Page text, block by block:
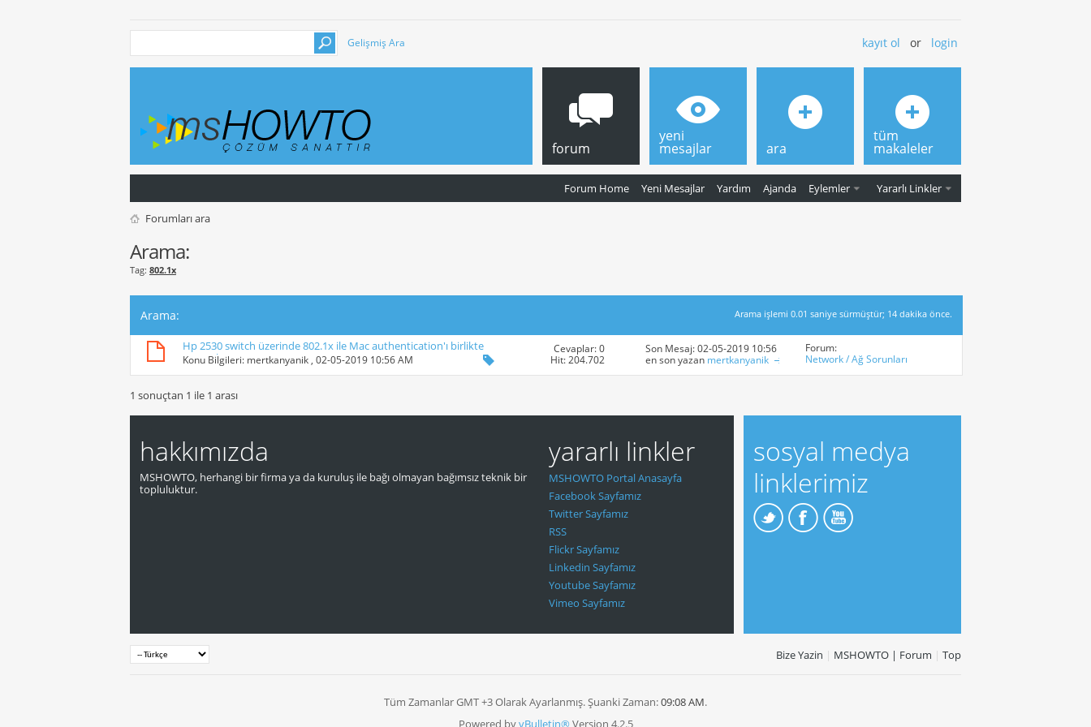
Gelişmiş Ara kayıt ol or login
forum
Forum Home Yeni Mesajlar Yardım Ajanda Eylemler Yararlı Linkler
yeni
mesajlar ara
tüm
makaleler
Forumları ara
Arama:
Tag: 802.1x
Arama: Arama işlemi 0.01 saniye sürmüştür; 14 dakika önce.
Hp 2530 switch üzerinde 802.1x ile Mac authentication'ı birlikte
yapmak
Konu Bilgileri: mertkanyanik , 02-05-2019 10:56 AM
Cevaplar: 0
Hit: 204.702
Son Mesaj: 02-05-2019 10:56 AM
en son yazan mertkanyanik
Forum:
Network / Ağ Sorunları
1 sonuçtan 1 ile 1 arası
hakkımızda
MSHOWTO, herhangi bir firma ya da kuruluş ile bağı olmayan bağımsız teknik bir
topluluktur.
yararlı linkler
MSHOWTO Portal Anasayfa
Facebook Sayfamız
Twitter Sayfamız
RSS
Flickr Sayfamız
Linkedin Sayfamız
Youtube Sayfamız
Vimeo Sayfamız
sosyal medya
linklerimiz
Bize Yazin | MSHOWTO | Forum | Top
Tüm Zamanlar GMT +3 Olarak Ayarlanmış. Şuanki Zaman:09:08 AM.
Powered byvBulletin®Version 4.2.5